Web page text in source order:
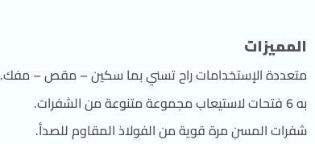
المميزات
متعددة الإستخدامات راح تسني بما سكين – مقص – مفك.
به 6 فتحات لاستيعاب مجموعة متنوعة من الشفرات.
شفرات المسن مرة قوية من الفولاذ المقاوم للصدأ.